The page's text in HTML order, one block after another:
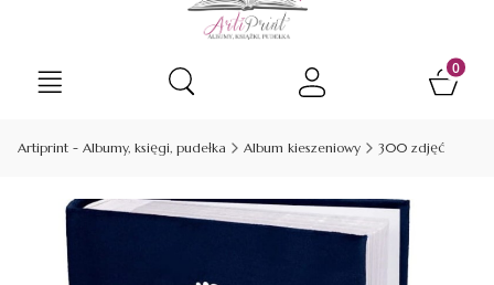
Otwórz wyszukiwarkę
Artiprint - Albumy, księgi, pudełka Album kieszeniowy 300 zdjęć